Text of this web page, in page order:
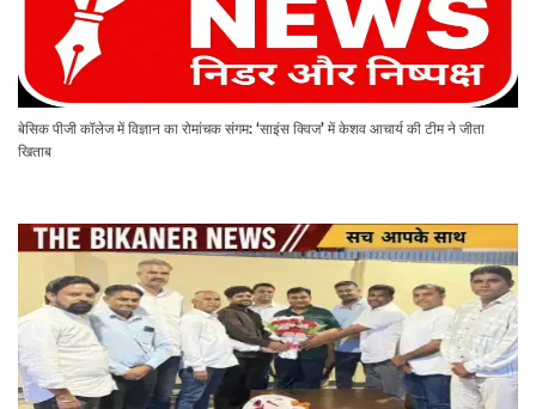
बेसिक पीजी कॉलेज में विज्ञान का रोमांचक संगम: ‘साइंस क्विज’ में केशव आचार्य की टीम ने जीता
खिताब